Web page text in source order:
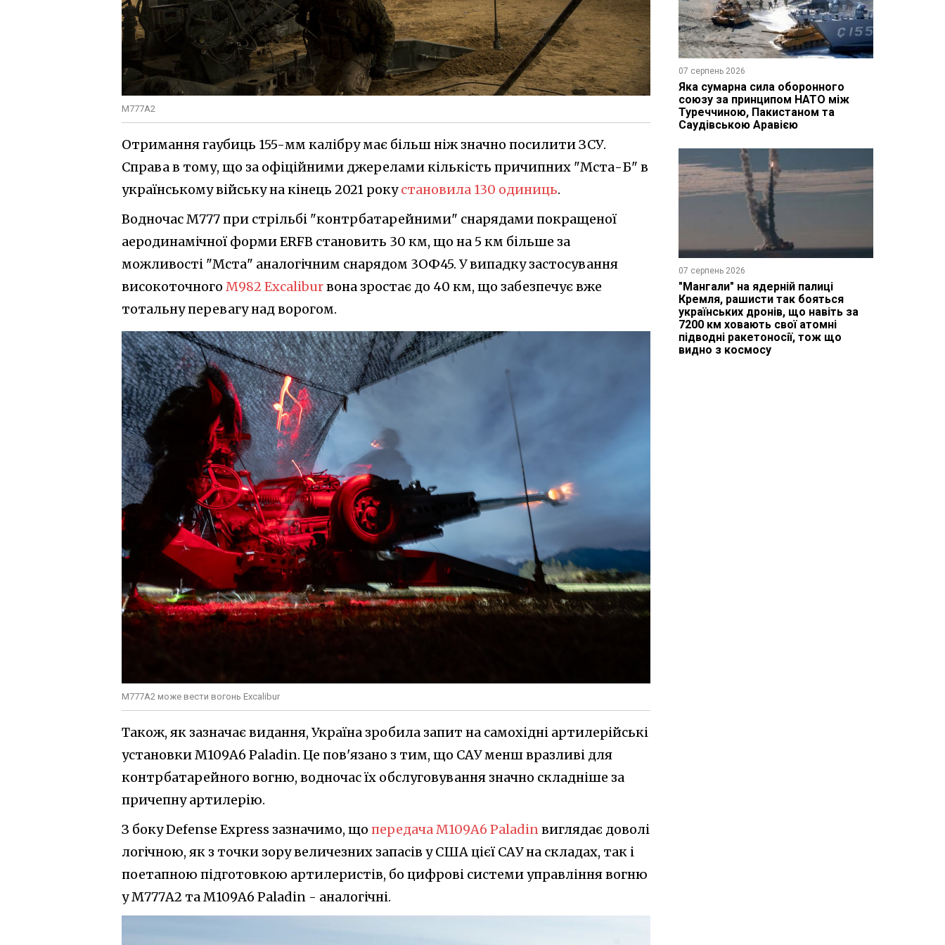
M777А2
Отримання гаубиць 155-мм калібру має більш ніж значно посилити ЗСУ.
Справа в тому, що за офіційними джерелами кількість причипних "Мста-Б" в
українському війську на кінець 2021 рокустановила 130 одиниць.
Водночас M777 при стрільбі "контрбатарейними" снарядами покращеної
аеродинамічної форми ERFB становить 30 км, що на 5 км більше за
можливості "Мста" аналогічним снарядом 3ОФ45. У випадку застосування
високоточного М982 Excaliburвона зростає до 40 км, що забезпечує вже
тотальну перевагу над ворогом.
M777А2 може вести вогонь Excalibur
Також, як зазначає видання, Україна зробила запит на самохідні артилерійські
установки M109А6 Paladin. Це пов'язано з тим, що САУ менш вразливі для
контрбатарейного вогню, водночас їх обслуговування значно складніше за
причепну артилерію.
З боку Defense Express зазначимо, що передача M109А6 Paladinвиглядає доволі
логічною, як з точки зору величезних запасів у США цієї САУ на складах, так і
поетапною підготовкою артилеристів, бо цифрові системи управління вогню
у M777А2 та M109А6 Paladin - аналогічні.
07 серпень 2026
Яка сумарна сила оборонного
союзу за принципом НАТО між
Туреччиною, Пакистаном та
Саудівською Аравією
07 серпень 2026
"Мангали" на ядерній палиці
Кремля, рашисти так бояться
українських дронів, що навіть за
7200 км ховають свої атомні
підводні ракетоносії, тож що
видно з космосу